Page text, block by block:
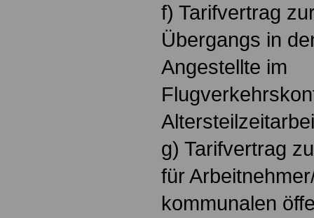
f) Tarifvertrag
Übergangs in
Angestellte im
g) Tarifvertrag
für
kommunalen